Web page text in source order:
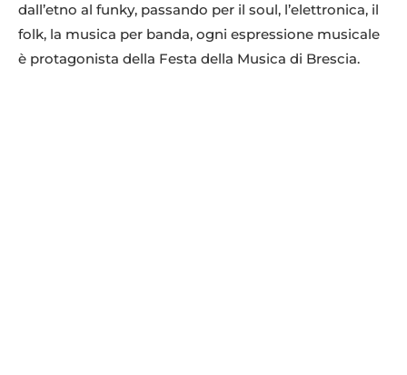
dall’etno al funky, passando per il soul, l’elettronica, il
folk, la musica per banda, ogni espressione musicale
è protagonista della Festa della Musica di Brescia.